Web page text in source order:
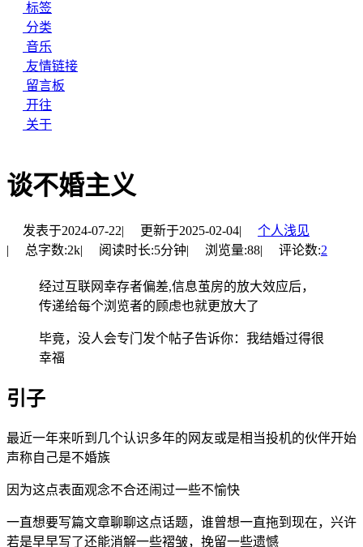
标签
分类
音乐
友情链接
留言板
开往
关于
谈不婚主义
发表于2024-07-22| 更新于2025-02-04|
个人浅见
|
总字数:2k| 阅读时长:5分钟| 浏览量:88| 评论数:2
经过互联网幸存者偏差,信息茧房的放大效应后，
传递给每个浏览者的顾虑也就更放大了
毕竟，没人会专门发个帖子告诉你：我结婚过得很
幸福
引子
最近一年来听到几个认识多年的网友或是相当投机的伙伴开始
声称自己是不婚族
因为这点表面观念不合还闹过一些不愉快
一直想要写篇文章聊聊这点话题，谁曾想一直拖到现在，兴许
若是早早写了还能消解一些褶皱，挽留一些遗憾